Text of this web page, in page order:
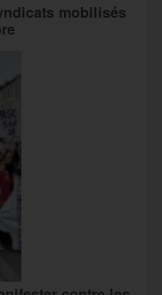
mobilisés